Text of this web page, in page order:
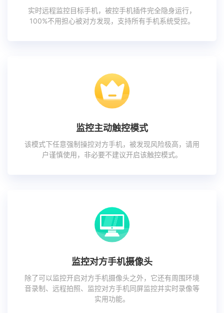
实时远程监控目标手机，被控手机插件完全隐身运行，
100%不用担心被对方发现，支持所有手机系统受控。
监控主动触控模式
该模式下任意强制操控对方手机，被发现风险极高，请用
户谨慎使用，非必要不建议开启该触控模式。
监控对方手机摄像头
除了可以监控开启对方手机摄像头之外，它还有周围环境
音录制、远程拍照、监控对方手机同屏监控并实时录像等
实用功能。